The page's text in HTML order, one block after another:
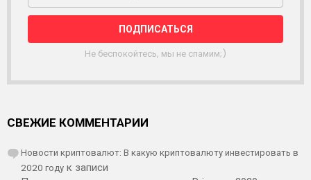
Ы
Л
К
Не беспокойтесь, мы не спамим;)
СВЕЖИЕ КОММЕНТАРИИ
Новости криптовалют: В какую криптовалюту инвестировать в
2020 году к записи